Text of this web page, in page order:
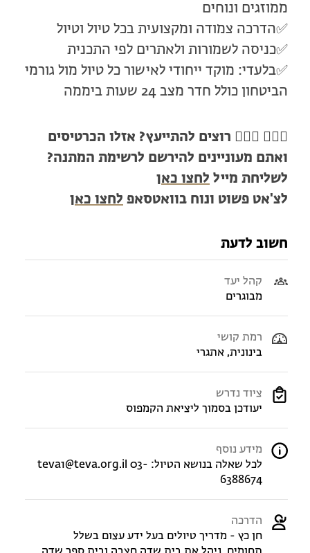
ממוזגים ונוחים
✅הדרכה צמודה ומקצועית בכל טיול וטיול
✅כניסה לשמורות ולאתרים לפי התכנית
✅בלעדי: מוקד ייחודי לאישור כל טיול מול גורמי
הביטחון כולל חדר מצב 24 שעות ביממה
🙋🏻‍♀️ 🙋🏼‍♂️ רוצים להתייעץ? אזלו הכרטיסים
ואתם מעוניינים להירשם לרשימת המתנה?
לשליחת מייל לחצו כאן
לצ'אט פשוט ונוח בוואטסאפ לחצו כאן
חשוב לדעת
קהל יעד
מבוגרים
רמת קושי
בינונית, אתגרי
ציוד נדרש
יעודכן בסמוך ליציאת הקמפוס
מידע נוסף
לכל שאלה בנושא הטיול: teva1@teva.org.il 03-
6388674
הדרכה
חן כץ - מדריך טיולים בעל ידע עצום בשלל